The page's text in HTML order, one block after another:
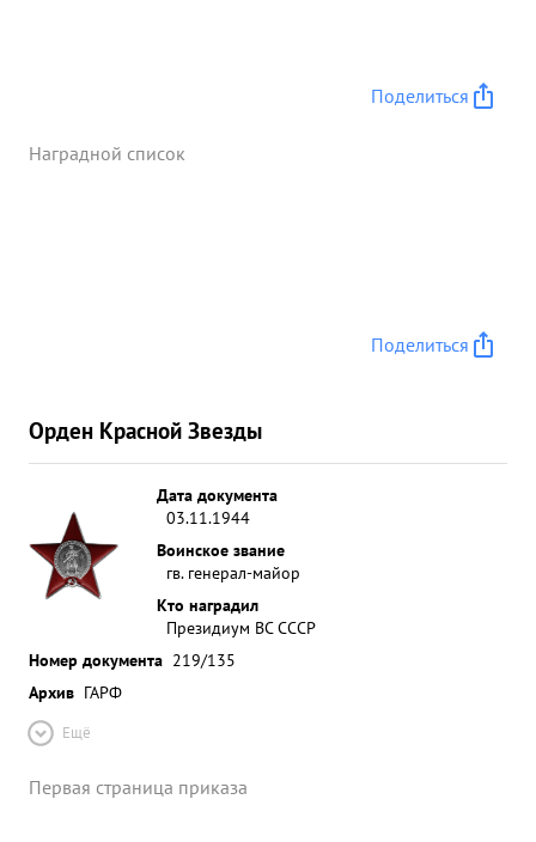
Поделиться
Наградной список
Поделиться
Орден Красной Звезды
Дата документа
03.11.1944
Воинское звание
гв. генерал-майор
Кто наградил
Президиум ВС СССР
Номер документа 219/135
Архив ГАРФ
Ещё
Первая страница приказа